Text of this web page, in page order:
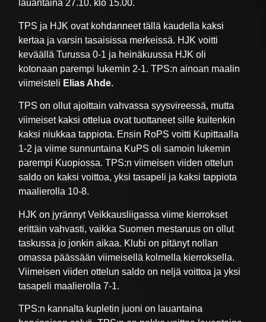
lauantaina 27.10. klo 15.00.
TPS ja HJK ovat kohdanneet tällä kaudella kaksi
kertaa ja varsin tasaisissa merkeissä. HJK voitti
keväällä Turussa 0-1 ja heinäkuussa HJK oli
kotonaan parempi lukemin 2-1. TPS:n ainoan maalin
viimeisteli Elias Ahde.
TPS on ollut ajoittain vahvassa syysvireessä, mutta
viimeiset kaksi ottelua ovat tuottaneet sille kuitenkin
kaksi niukkaa tappiota. Ensin RoPS voitti Kupittaalla
1-2 ja viime sunnuntaina KuPS oli samoin lukemin
parempi Kuopiossa. TPS:n viimeisen viiden ottelun
saldo on kaksi voittoa, yksi tasapeli ja kaksi tappiota
maalierolla 10-8.
HJK on jyrännyt Veikkausliigassa viime kierrokset
erittäin vahvasti, vaikka Suomen mestaruus on ollut
taskussa jo jonkin aikaa. Klubi on pitänyt nollan
omassa päässään viimeisellä kolmella kierroksella.
Viimeisen viiden ottelun saldo on neljä voittoa ja yksi
tasapeli maalierolla 7-1.
TPS:n kannalta kupletin juoni on lauantaina